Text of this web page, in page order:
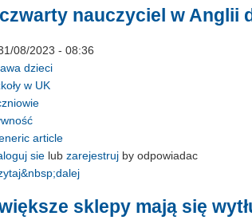
nauczyciel w Anglii
08/2023 - 08:36
dzieci
w UK
article
sie lub zarejestruj by odpowiadac
sklepy mają się